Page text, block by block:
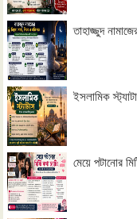
তাহাজ্জুদ
ইসলামিক
মেয়ে পটানোর